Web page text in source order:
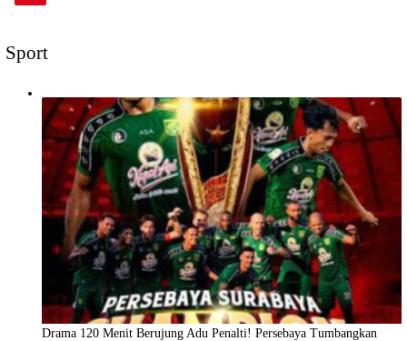
Sport
Drama 120 Menit Berujung Adu Penalti! Persebaya Tumbangkan